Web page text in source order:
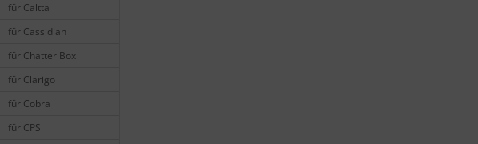
für Caltta
für Cassidian
für Chatter Box
für Clarigo
für Cobra
für CPS